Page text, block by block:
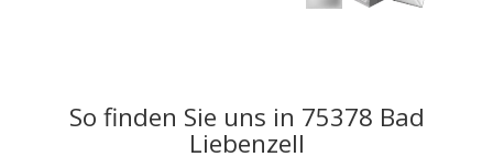
So finden Sie uns in 75378 Bad
Liebenzell